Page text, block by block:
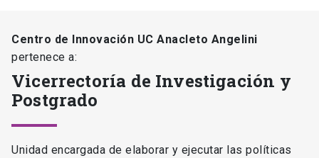
Centro de Innovación UC Anacleto Angelini
pertenece a:
Vicerrectoría de Investigación y
Postgrado
Unidad encargada de elaborar y ejecutar las políticas